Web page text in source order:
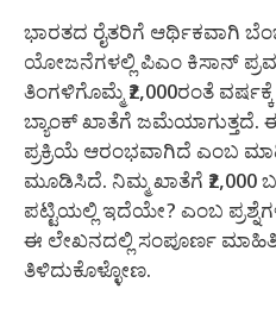
ಭಾರತದ ರೈತರಿಗೆ ಆರ್ಥಿಕವಾಗಿ
ಯೋಜನೆಗಳಲ್ಲಿ ಪಿಎಂ ಕಿಸಾನ್
ತಿಂಗಳಿಗೊಮ್ಮೆ ₹2,000ರಂತೆ ವರ್ಷಕ್ಕೆ
ಬ್ಯಾಂಕ್ ಖಾತೆಗೆ
ಪ್ರಕ್ರಿಯೆ ಆರಂಭವಾಗಿದೆ ಎಂಬ
ಮೂಡಿಸಿದೆ. ನಿಮ್ಮ ಖಾತೆಗೆ ₹2,000
ಪಟ್ಟಿಯಲ್ಲಿ ಇದೆಯೇ? ಎಂಬ
ಈ ಲೇಖನದಲ್ಲಿ ಸಂಪೂರ್ಣ
ತಿಳಿದುಕೊಳ್ಳೋಣ.